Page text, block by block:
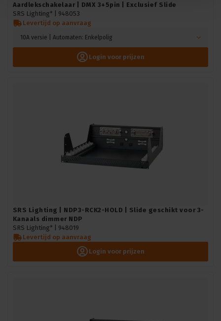
Aardlekschakelaar | DMX 3+5pin | Exclusief Slide
SRS Lighting* | 948053
Levertijd op aanvraag
10A versie | Automaten: Enkelpolig
Login voor prijzen
SRS Lighting | NDP3-RCK2-HOLD | Slide geschikt voor 3-
Kanaals dimmer NDP
SRS Lighting* | 948019
Levertijd op aanvraag
Login voor prijzen